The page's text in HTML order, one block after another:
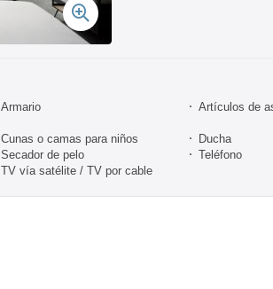
Armario Artículos de
Cunas o camas para niños Ducha
Secador de pelo Teléfono
TV vía satélite / TV por cable